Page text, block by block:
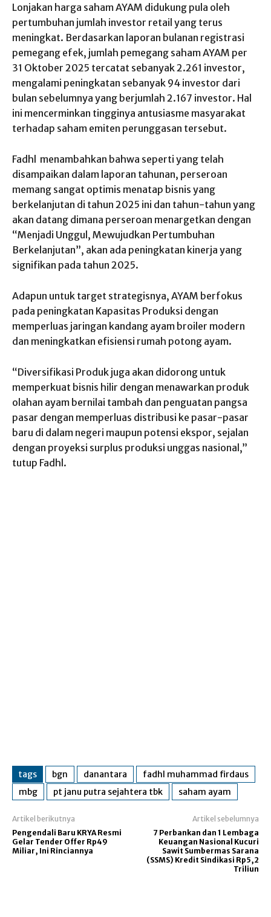
Lonjakan harga saham AYAM didukung pula oleh
pertumbuhan jumlah investor retail yang terus
meningkat. Berdasarkan laporan bulanan registrasi
pemegang efek, jumlah pemegang saham AYAM per
31 Oktober 2025 tercatat sebanyak 2.261 investor,
mengalami peningkatan sebanyak 94 investor dari
bulan sebelumnya yang berjumlah 2.167 investor. Hal
ini mencerminkan tingginya antusiasme masyarakat
terhadap saham emiten perunggasan tersebut.
Fadhl menambahkan bahwa seperti yang telah
disampaikan dalam laporan tahunan, perseroan
memang sangat optimis menatap bisnis yang
berkelanjutan di tahun 2025 ini dan tahun-tahun yang
akan datang dimana perseroan menargetkan dengan
“Menjadi Unggul, Mewujudkan Pertumbuhan
Berkelanjutan”, akan ada peningkatan kinerja yang
signifikan pada tahun 2025.
Adapun untuk target strategisnya, AYAM berfokus
pada peningkatan Kapasitas Produksi dengan
memperluas jaringan kandang ayam broiler modern
dan meningkatkan efisiensi rumah potong ayam.
“Diversifikasi Produk juga akan didorong untuk
memperkuat bisnis hilir dengan menawarkan produk
olahan ayam bernilai tambah dan penguatan pangsa
pasar dengan memperluas distribusi ke pasar-pasar
baru di dalam negeri maupun potensi ekspor, sejalan
dengan proyeksi surplus produksi unggas nasional,”
tutup Fadhl.
tags bgn danantara
fadhl muhammad firdaus
mbg
pt janu putra sejahtera tbk saham ayam
Artikel berikutnya
Pengendali Baru KRYA Resmi
Gelar Tender Offer Rp49
Miliar, Ini Rinciannya
Artikel sebelumnya
7 Perbankan dan 1 Lembaga
Keuangan Nasional Kucuri
Sawit Sumbermas Sarana
(SSMS) Kredit Sindikasi Rp5,2
Triliun